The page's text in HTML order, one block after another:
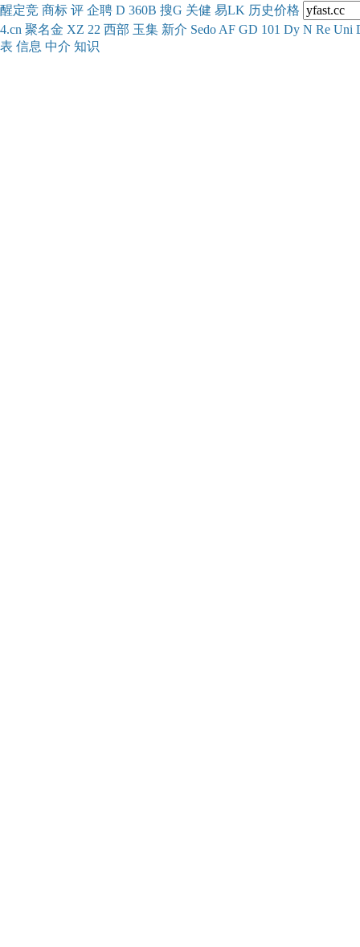
醒定竞 商标 评 企聘 D 360B 搜G 关健 易LK 历史价格
4.cn 聚名金 XZ 22 西部 玉集 新介 Sedo AF GD 101 Dy N Re Uni
表 信息 中介 知识